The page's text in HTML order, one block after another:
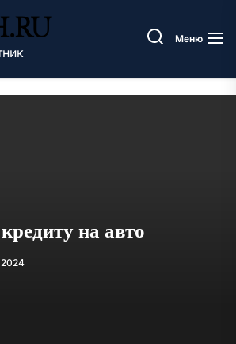
Меню
на авто